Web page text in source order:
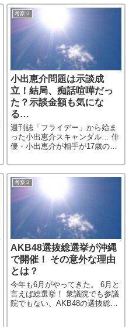
考察２
小出恵介問題は示談成
立！結局、痴話喧嘩だっ
た？示談金額も気にな
る…
週刊誌「フライデー」から始ま
った小出恵介スキャンダル… 俳
優・小出恵介が相手が17歳の女
切な関係を強要したという騒
動。 女性との関係は、示談が成
立したということで、とりあえ
考察２
AKB48選抜総選挙が沖縄
で開催！ その意外な理由
とは？
今年も6月がやってきた。 6月と
言えば総選挙！ 衆議院でも参議
院でもない、AKB48の選抜総選